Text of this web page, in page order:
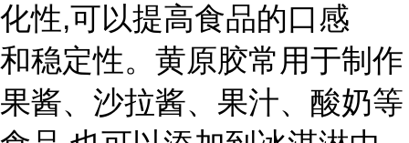
化性,可以提高食品的口感
和稳定性。黄原胶常用于制作
果酱、沙拉酱、果汁、酸奶等